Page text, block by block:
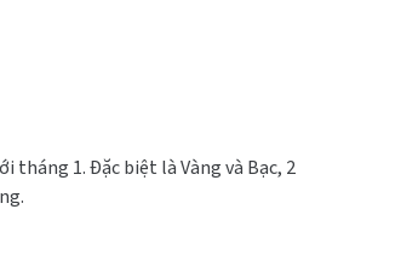
tháng 1. Đặc biệt là Vàng và Bạc, 2